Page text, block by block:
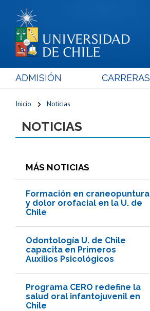
ADMISIÓN CARRERAS
Inicio Noticias
NOTICIAS
MÁS NOTICIAS
Formación en craneopuntura
y dolor orofacial en la U. de
Chile
Odontología U. de Chile
capacita en Primeros
Auxilios Psicológicos
Programa CERO redefine la
salud oral infantojuvenil en
Chile